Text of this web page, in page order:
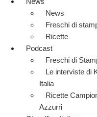
News
Freschi di
Ricette
Podcast
Freschi di
Le interviste di
Italia
Ricette
Azzurri